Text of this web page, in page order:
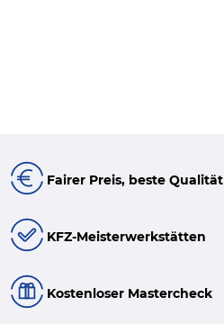
Fairer Preis, beste Qualität
KFZ-Meisterwerkstätten
Kostenloser Mastercheck